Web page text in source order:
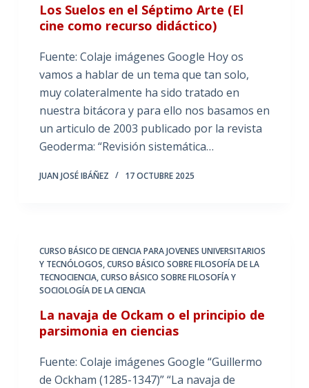
Los Suelos en el Séptimo Arte (El
cine como recurso didáctico)
Fuente: Colaje imágenes Google Hoy os
vamos a hablar de un tema que tan solo,
muy colateralmente ha sido tratado en
nuestra bitácora y para ello nos basamos en
un articulo de 2003 publicado por la revista
Geoderma: “Revisión sistemática…
JUAN JOSÉ IBÁÑEZ 17 OCTUBRE 2025
CURSO BÁSICO DE CIENCIA PARA JOVENES UNIVERSITARIOS
Y TECNÓLOGOS,CURSO BÁSICO SOBRE FILOSOFÍA DE LA
TECNOCIENCIA,CURSO BÁSICO SOBRE FILOSOFÍA Y
SOCIOLOGÍA DE LA CIENCIA
La navaja de Ockam o el principio de
parsimonia en ciencias
Fuente: Colaje imágenes Google “Guillermo
de Ockham (1285-1347)” “La navaja de